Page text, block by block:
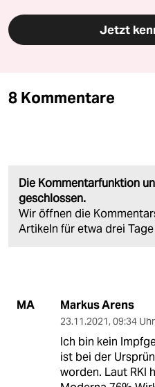
Jetzt
8 Kommentare
Die Kommentarfunktion
geschlossen.
Wir öffnen die
Artikeln für etwa drei Tage
MA Markus Arens
23.11.2021, 09:34 Uhr
Ich bin kein
ist bei der
worden. Laut RKI